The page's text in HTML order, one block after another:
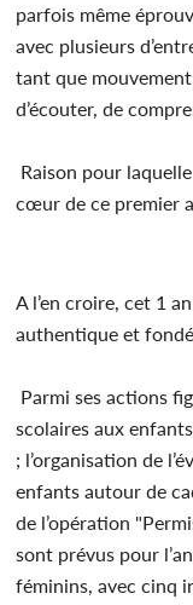
parfois même
avec plusieurs
tant que
d’écouter, de
Raison pour
cœur de ce premier
A l’en croire, cet 1
authentique et
Parmi ses actions
scolaires aux
; l’organisation de
enfants autour de
de l’opération
sont prévus pour
féminins, avec cinq